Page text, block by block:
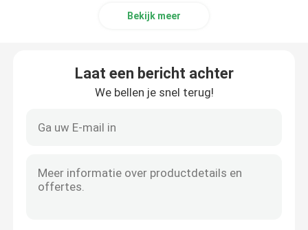
Bekijk meer
Laat een bericht achter
We bellen je snel terug!